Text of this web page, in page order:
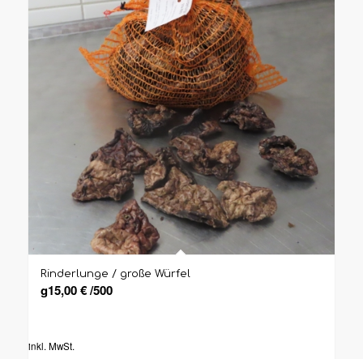
Rinderlunge / große Würfel
15,00€ /500
g
inkl. MwSt.